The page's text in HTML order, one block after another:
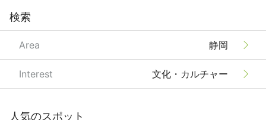
検索
Area 静岡
Interest 文化・カルチャー
人気のスポット